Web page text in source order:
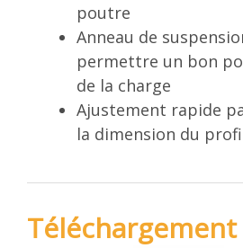
poutre
Anneau de
permettre un bon
de la charge
Ajustement rapide
la dimension du
Téléchargement